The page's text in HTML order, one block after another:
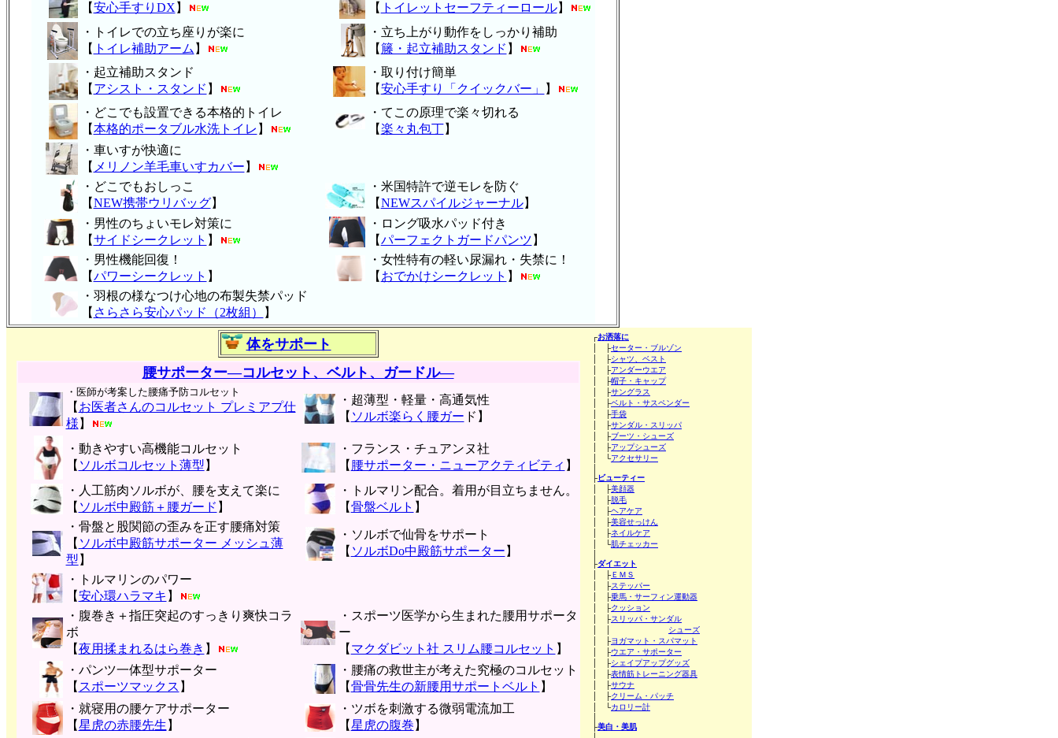
【安心手すりDX 】
【 トイレットセーフティーロール】
・トイレでの立ち座りが楽に
【 トイレ補助アーム 】
・立ち上がり動作をしっかり補助
【籐・起立補助スタンド 】
・起立補助スタンド
【 アシスト・スタンド 】
・取り付け簡単
【安心手すり「クイックバー」
】
・どこでも設置できる本格的トイレ
【本格的ポータブル水洗トイレ 】
・てこの原理で楽々切れる
【楽々丸包丁】
・車いすが快適に
【 メリノン羊毛車いすカバー 】
・どこでもおしっこ
【NEW携帯ウリバッグ】
・米国特許で逆モレを防ぐ
【NEWスパイルジャーナル】
・男性のちょいモレ対策に
【サイドシークレット 】
・ロング吸水パッド付き
【パーフェクトガードパンツ 】
・男性機能回復！
【パワーシークレット 】
・女性特有の軽い尿漏れ・失禁に！
【 おでかけシークレット 】
・ 羽根の様なつけ心地の布製失禁パッ ド
【 さらさら安心パッド（2枚組） 】
体をサポート ┌お洒落に
│ ├セーター・ブルゾン
│ ├シャツ、ベスト
│ ├アンダーウエア
│ ├帽子・キャップ
│ ├サングラス
│ ├ベルト・サスペンダー
│ ├手袋
│ ├サンダル・スリッパ
│ ├ブーツ・シューズ
│ ├アップシューズ
│ └アクセサリー
├ビューティー
│ ├美顔器
│ ├脱毛
│ ├ヘアケア
│ ├美容せっけん
│ ├ネイルケア
│ └肌チェッカー
├ダイエット
│ ├ＥＭＳ
│ ├ステッパー
│ ├乗馬・サーフィン運動器
│ ├クッション
│ ├スリッパ・サンダル
シューズ
│ ├ヨガマット・スパマット
│ ├ウエア・サポーター
│ ├シェイプアップグッズ
│ ├表情筋トレーニング器具
│ ├サウナ
│ ├クリーム・パッチ
│ └カロリー計
├美白・美肌
腰サポーター―コルセット、ベルト、ガードル―
・医師が考案した腰痛予防コルセット
【 お医者さんのコルセット プレミアプ仕
様 】
・超薄型・軽量・高通気性
【 ソルボ楽らく腰ガー ド】
・動きやすい高機能コルセット
【 ソルボコルセット薄型 】
・フランス・チュアンヌ社
【 腰サポーター・ニューアクティビティ 】
・人工筋肉ソルボが、腰を支えて楽に
【 ソルボ中殿筋＋腰ガード 】
・トルマリン配合。着用が目立ちません。
【骨盤ベルト 】
・骨盤と股関節の歪みを正す腰痛対策
【 ソルボ中殿筋サポーター メッシュ薄
型 】
・ソルボで仙骨をサポート
【 ソルボDo中殿筋サポーター 】
・トルマリンのパワー
【安心環ハラマキ 】
・腹巻き＋指圧突起のすっきり爽快コラ
ボ
【夜用揉まれるはら巻き 】
・スポーツ医学から生まれた腰用サポータ
ー
【 マクダビット社 スリム腰コルセット 】
・パンツ一体型サポーター
【 スポーツマックス 】
・腰痛の救世主が考えた究極のコルセット
【骨骨先生の新腰用サポートベルト 】
・就寝用の腰ケアサポーター
【星虎の赤腰先生 】
・ツボを刺激する微弱電流加工
【星虎の腹巻 】